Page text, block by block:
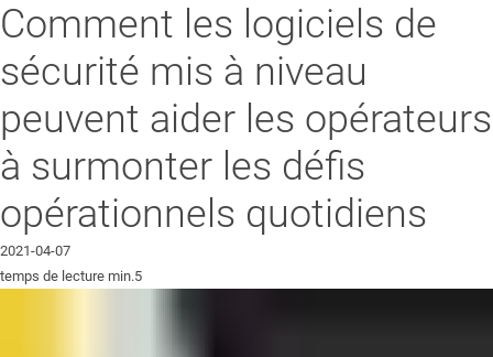
Comment les logiciels de
sécurité mis à niveau
peuvent aider les opérateurs
à surmonter les défis
opérationnels quotidiens
2021-04-07
temps de lecture min.5